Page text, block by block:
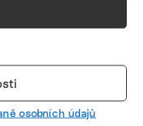
osobních údajů
týdeníky Euro a